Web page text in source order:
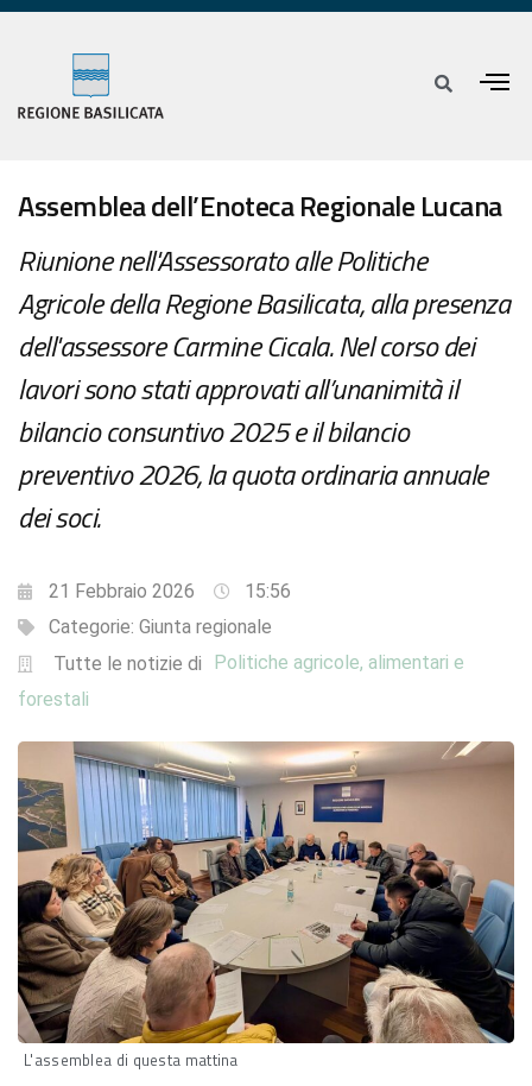
Assemblea dell’Enoteca Regionale Lucana
Riunione nell'Assessorato alle Politiche
Agricole della Regione Basilicata, alla presenza
dell'assessore Carmine Cicala. Nel corso dei
lavori sono stati approvati all’unanimità il
bilancio consuntivo 2025 e il bilancio
preventivo 2026, la quota ordinaria annuale
dei soci.
21 Febbraio 2026
15:56
Categorie: Giunta regionale
Tutte le notizie di
Politiche agricole, alimentari e
forestali
L'assemblea di questa mattina